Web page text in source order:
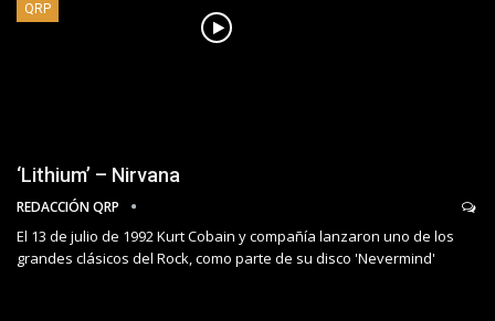
QRP
‘Lithium’ – Nirvana
REDACCIÓN QRP
El 13 de julio de 1992 Kurt Cobain y compañía lanzaron uno de los
grandes clásicos del Rock, como parte de su disco 'Nevermind'